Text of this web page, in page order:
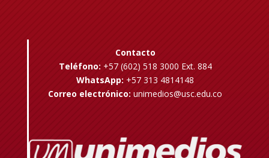
Contacto
Teléfono: +57 (602) 518 3000 Ext. 884
WhatsApp: +57 313 4814148
Correo electrónico: unimedios@usc.edu.co